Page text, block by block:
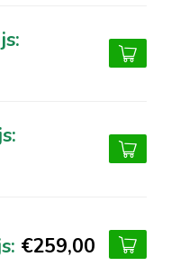
€259,00